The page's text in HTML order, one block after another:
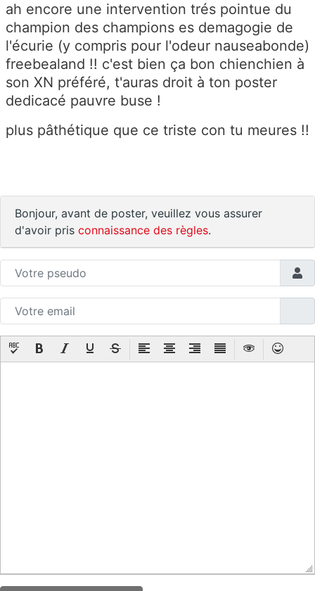
ah encore une intervention trés pointue du
champion des champions es demagogie de
l'écurie (y compris pour l'odeur nauseabonde)
freebealand !! c'est bien ça bon chienchien à
son XN préféré, t'auras droit à ton poster
dedicacé pauvre buse !
plus pâthétique que ce triste con tu meures !!
Bonjour, avant de poster, veuillez vous assurer
d'avoir pris connaissance des règles.